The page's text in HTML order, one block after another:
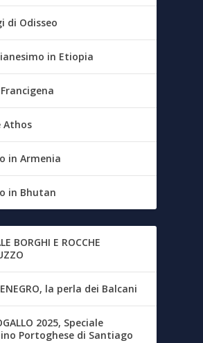
di Odisseo
in Etiopia
Athos
in Armenia
in Bhutan
BORGHI E ROCCHE
la perla dei Balcani
2025, Speciale
Portoghese di Santiago